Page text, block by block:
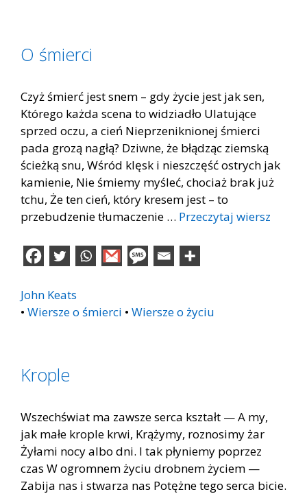
O śmierci
Czyż śmierć jest snem – gdy życie jest jak sen,
Którego każda scena to widziadło Ulatujące
sprzed oczu, a cień Nieprzeniknionej śmierci
pada grozą nagłą? Dziwne, że błądząc ziemską
ścieżką snu, Wśród klęsk i nieszczęść ostrych jak
kamienie, Nie śmiemy myśleć, chociaż brak już
tchu, Że ten cień, który kresem jest – to
przebudzenie tłumaczenie … Przeczytaj wiersz
John Keats
• Wiersze o śmierci • Wiersze o życiu
Krople
Wszechświat ma zawsze serca kształt — A my,
jak małe krople krwi, Krążymy, roznosimy żar
Żyłami nocy albo dni. I tak płyniemy poprzez
czas W ogromnem życiu drobnem życiem —
Zabija nas i stwarza nas Potężne tego serca bicie.